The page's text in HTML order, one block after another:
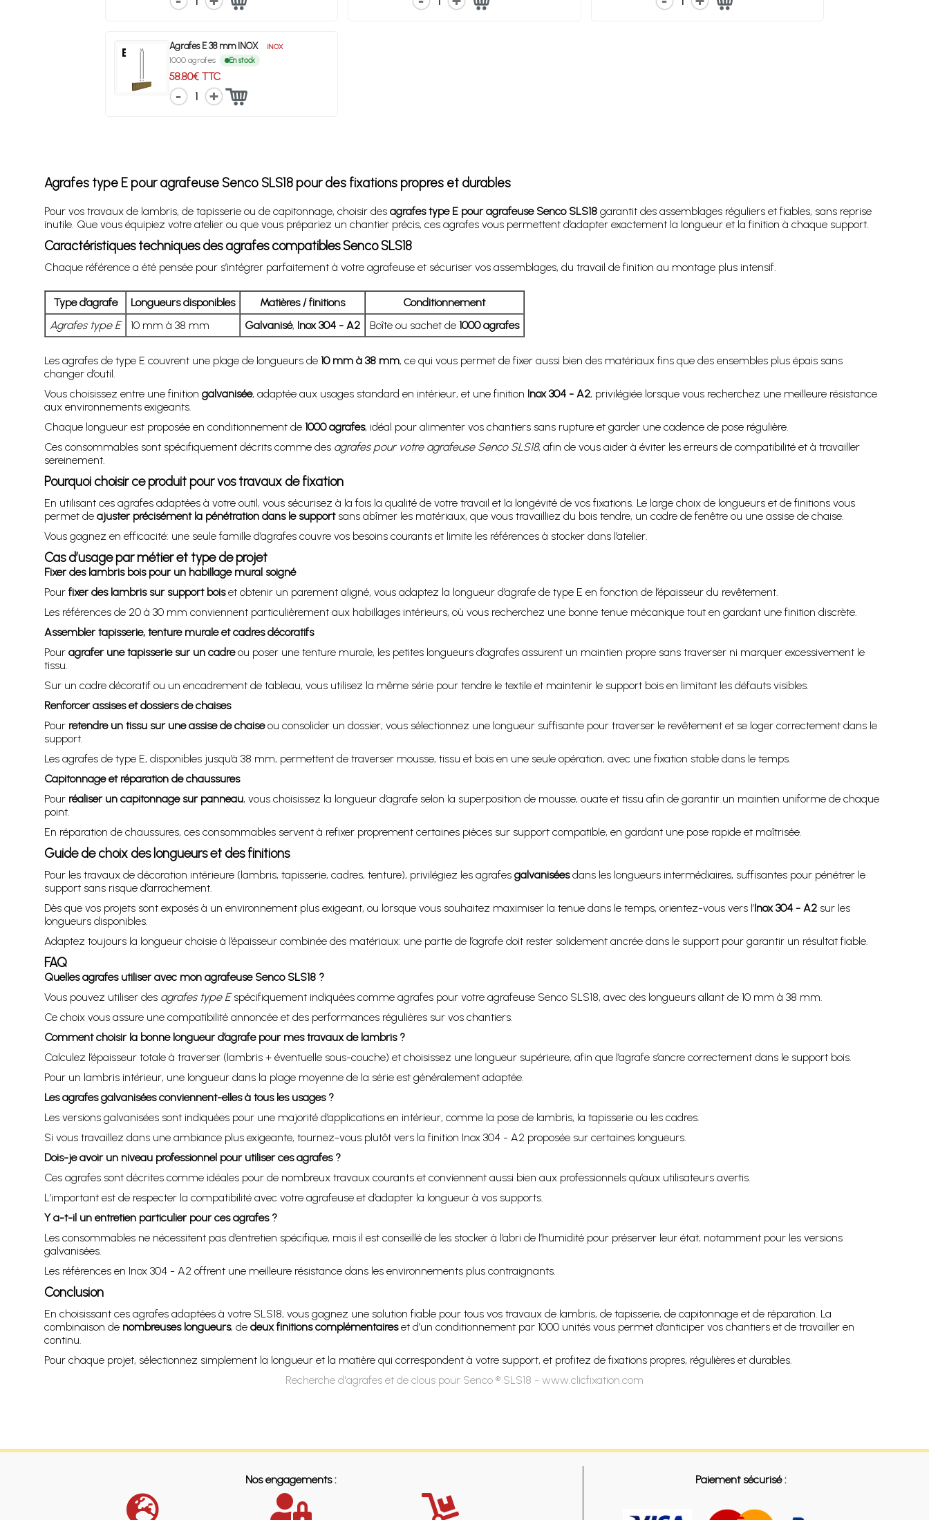
Agrafes E 38 mm INOX INOX
1000 agrafes En stock
58.80€ TTC
1
Agrafes type E pour agrafeuse Senco SLS18 pour des fixations propres et durables
Pour vos travaux de lambris, de tapisserie ou de capitonnage, choisir des agrafes type E pour agrafeuse Senco SLS18garantit des assemblages réguliers et fiables, sans reprise
inutile. Que vous équipiez votre atelier ou que vous prépariez un chantier précis, ces agrafes vous permettent d’adapter exactement la longueur et la finition à chaque support.
Caractéristiques techniques des agrafes compatibles Senco SLS18
Chaque référence a été pensée pour s’intégrer parfaitement à votre agrafeuse et sécuriser vos assemblages, du travail de finition au montage plus intensif.
Type d’agrafe Longueurs disponibles Matières / finitions
Conditionnement
Agrafes type E
10 mm à 38 mm Galvanisé, Inox 304 - A2 Boîte ou sachet de 1000 agrafes
Les agrafes de type E couvrent une plage de longueurs de 10 mm à 38 mm, ce qui vous permet de fixer aussi bien des matériaux fins que des ensembles plus épais sans
changer d’outil.
Vous choisissez entre une finition galvanisée, adaptée aux usages standard en intérieur, et une finition Inox 304 - A2, privilégiée lorsque vous recherchez une meilleure résistance
aux environnements exigeants.
Chaque longueur est proposée en conditionnement de 1000 agrafes, idéal pour alimenter vos chantiers sans rupture et garder une cadence de pose régulière.
Ces consommables sont spécifiquement décrits comme des agrafes pour votre agrafeuse Senco SLS18, afin de vous aider à éviter les erreurs de compatibilité et à travailler
sereinement.
Pourquoi choisir ce produit pour vos travaux de fixation
En utilisant ces agrafes adaptées à votre outil, vous sécurisez à la fois la qualité de votre travail et la longévité de vos fixations. Le large choix de longueurs et de finitions vous
permet de ajuster précisément la pénétration dans le supportsans abîmer les matériaux, que vous travailliez du bois tendre, un cadre de fenêtre ou une assise de chaise.
Vous gagnez en efficacité: une seule famille d’agrafes couvre vos besoins courants et limite les références à stocker dans l’atelier.
Cas d’usage par métier et type de projet
Fixer des lambris bois pour un habillage mural soigné
Pour fixer des lambris sur support boiset obtenir un parement aligné, vous adaptez la longueur d’agrafe de type E en fonction de l’épaisseur du revêtement.
Les références de 20 à 30 mm conviennent particulièrement aux habillages intérieurs, où vous recherchez une bonne tenue mécanique tout en gardant une finition discrète.
Assembler tapisserie, tenture murale et cadres décoratifs
Pour agrafer une tapisserie sur un cadreou poser une tenture murale, les petites longueurs d’agrafes assurent un maintien propre sans traverser ni marquer excessivement le
tissu.
Sur un cadre décoratif ou un encadrement de tableau, vous utilisez la même série pour tendre le textile et maintenir le support bois en limitant les défauts visibles.
Renforcer assises et dossiers de chaises
Pour retendre un tissu sur une assise de chaiseou consolider un dossier, vous sélectionnez une longueur suffisante pour traverser le revêtement et se loger correctement dans le
support.
Les agrafes de type E, disponibles jusqu’à 38 mm, permettent de traverser mousse, tissu et bois en une seule opération, avec une fixation stable dans le temps.
Capitonnage et réparation de chaussures
Pour réaliser un capitonnage sur panneau, vous choisissez la longueur d’agrafe selon la superposition de mousse, ouate et tissu afin de garantir un maintien uniforme de chaque
point.
En réparation de chaussures, ces consommables servent à refixer proprement certaines pièces sur support compatible, en gardant une pose rapide et maîtrisée.
Guide de choix des longueurs et des finitions
Pour les travaux de décoration intérieure (lambris, tapisserie, cadres, tenture), privilégiez les agrafes galvaniséesdans les longueurs intermédiaires, suffisantes pour pénétrer le
support sans risque d’arrachement.
Dès que vos projets sont exposés à un environnement plus exigeant, ou lorsque vous souhaitez maximiser la tenue dans le temps, orientez-vous vers l’Inox 304 - A2sur les
longueurs disponibles.
Adaptez toujours la longueur choisie à l’épaisseur combinée des matériaux: une partie de l’agrafe doit rester solidement ancrée dans le support pour garantir un résultat fiable.
FAQ
Quelles agrafes utiliser avec mon agrafeuse Senco SLS18 ?
Vous pouvez utiliser des agrafes type Espécifiquement indiquées comme agrafes pour votre agrafeuse Senco SLS18, avec des longueurs allant de 10 mm à 38 mm.
Ce choix vous assure une compatibilité annoncée et des performances régulières sur vos chantiers.
Comment choisir la bonne longueur d’agrafe pour mes travaux de lambris ?
Calculez l’épaisseur totale à traverser (lambris + éventuelle sous-couche) et choisissez une longueur supérieure, afin que l’agrafe s’ancre correctement dans le support bois.
Pour un lambris intérieur, une longueur dans la plage moyenne de la série est généralement adaptée.
Les agrafes galvanisées conviennent-elles à tous les usages ?
Les versions galvanisées sont indiquées pour une majorité d’applications en intérieur, comme la pose de lambris, la tapisserie ou les cadres.
Si vous travaillez dans une ambiance plus exigeante, tournez-vous plutôt vers la finition Inox 304 - A2 proposée sur certaines longueurs.
Dois-je avoir un niveau professionnel pour utiliser ces agrafes ?
Ces agrafes sont décrites comme idéales pour de nombreux travaux courants et conviennent aussi bien aux professionnels qu’aux utilisateurs avertis.
L’important est de respecter la compatibilité avec votre agrafeuse et d’adapter la longueur à vos supports.
Y a-t-il un entretien particulier pour ces agrafes ?
Les consommables ne nécessitent pas d’entretien spécifique, mais il est conseillé de les stocker à l’abri de l’humidité pour préserver leur état, notamment pour les versions
galvanisées.
Les références en Inox 304 - A2 offrent une meilleure résistance dans les environnements plus contraignants.
Conclusion
En choisissant ces agrafes adaptées à votre SLS18, vous gagnez une solution fiable pour tous vos travaux de lambris, de tapisserie, de capitonnage et de réparation. La
combinaison de nombreuses longueurs, de deux finitions complémentaireset d’un conditionnement par 1000 unités vous permet d’anticiper vos chantiers et de travailler en
continu.
Pour chaque projet, sélectionnez simplement la longueur et la matière qui correspondent à votre support, et profitez de fixations propres, régulières et durables.
Recherche d'agrafes et de clous pour Senco ® SLS18 - www.clicfixation.com
Nos engagements : Paiement sécurisé :